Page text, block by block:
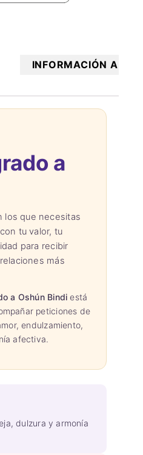
INFORMACIÓN
a
los que necesitas
tu valor, tu
para recibir
más
a Oshún Bindi está
peticiones de
endulzamiento,
afectiva.
dulzura y armonía